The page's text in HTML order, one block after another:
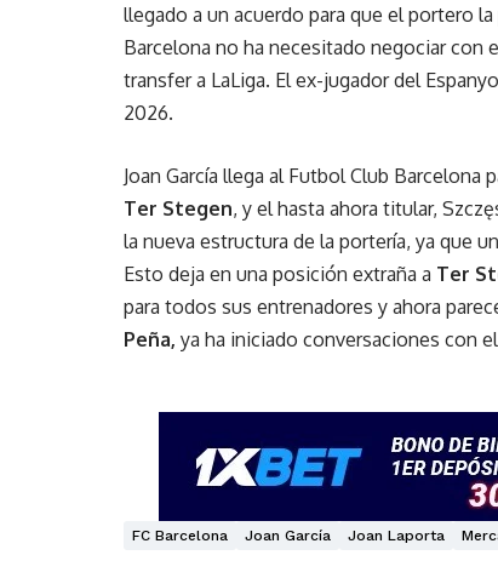
llegado a un acuerdo para que el portero
Barcelona no ha necesitado negociar con
transfer a LaLiga. El ex-jugador del
2026.
Joan García llega al Futbol Club
Ter Stegen, y el hasta ahora titular,
la nueva estructura de la portería, ya que
Esto deja en una posición extraña a Ter
para todos sus entrenadores y ahora
Peña, ya ha iniciado conversaciones con
FC Barcelona Joan García Joan Laporta